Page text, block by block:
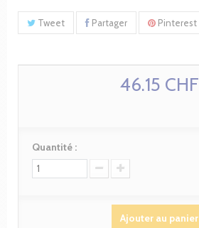
Tweet Partager Pinterest
46.15 CHF
Quantité :
Ajouter au panier